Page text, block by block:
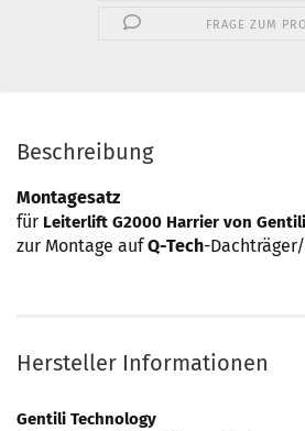
FRAGE ZUM
Beschreibung
Montagesatz
für Leiterlift G2000 Harrier von Gentili
zur Montage aufQ-Tech-
Hersteller Informationen
Gentili Technology